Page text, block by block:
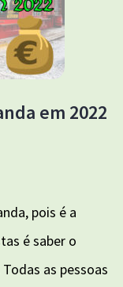
em 2022
pois é a
é saber o
as pessoas